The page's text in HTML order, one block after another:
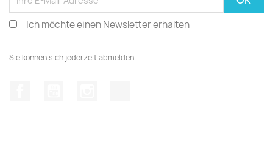
Ich möchte einen Newsletter erhalten
Sie können sich jederzeit abmelden.